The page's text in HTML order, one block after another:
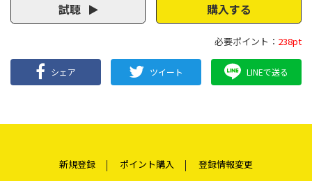
試聴 購入する
必要ポイント： 238pt
シェア ツイート LINEで送る
新規登録 ポイント購入
登録情報変更